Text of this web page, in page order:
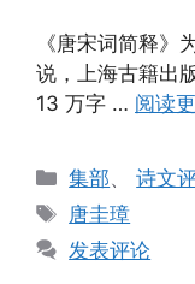
《唐宋词简释》
说，上海古籍出
13 万字 … 阅读
分
类
集部、诗文
标
签
唐圭璋
发表评论